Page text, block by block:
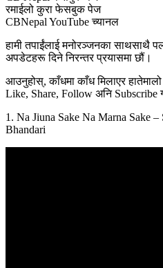
रमाईलो कुरा फेसबुक पेज
CBNepal YouTube च्यानल
हामी तपाईंलाई मनोरञ्जनका साथसाथै
अपडेटहरू दिने निरन्तर प्रयासमा छौं।
आउनुहोस्, काँधमा काँध मिलाएर हातेमालो
Like, Share, Follow अनि Subscribe
1. Na Jiuna Sake Na Marna Sake
Bhandari